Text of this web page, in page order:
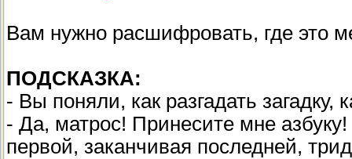
Вам нужно расшифровать, где это
ПОДСКАЗКА:
- Вы поняли, как разгадать загадку,
- Да, матрос! Принесите мне
первой, заканчивая последней,